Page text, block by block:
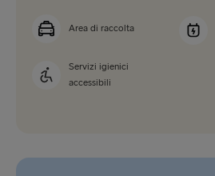
Area di raccolta
Servizi igienici
accessibili